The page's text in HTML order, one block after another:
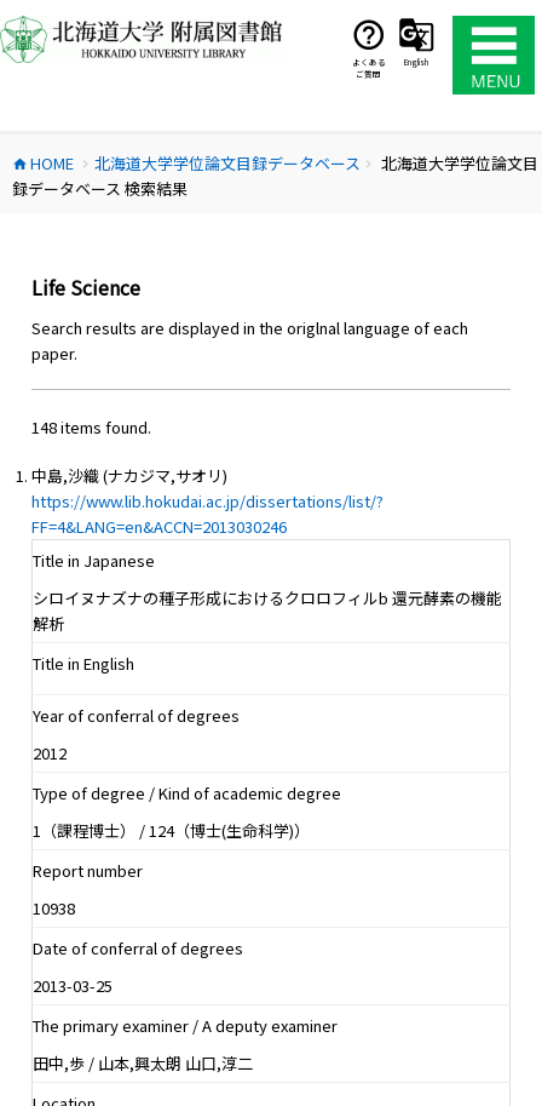
ン
テ
ス
キ
よくある
ご質問
English
home HOME chevron_right 北海道大学学位論文目録データベース chevron_right
北海道大学学位論文目
録データベース 検索結果
Life Science
Search results are displayed in the origlnal language of each
paper.
148 items found.
中島,沙織 (ナカジマ,サオリ)
https://www.lib.hokudai.ac.jp/dissertations/list/?
FF=4&LANG=en&ACCN=2013030246
Title in Japanese
シロイヌナズナの種子形成におけるクロロフィルb 還元酵素の機能
解析
Title in English
Year of conferral of degrees
2012
Type of degree / Kind of academic degree
1（課程博士） / 124（博士(生命科学)）
Report number
10938
Date of conferral of degrees
2013-03-25
The primary examiner / A deputy examiner
田中,歩 / 山本,興太朗 山口,淳二